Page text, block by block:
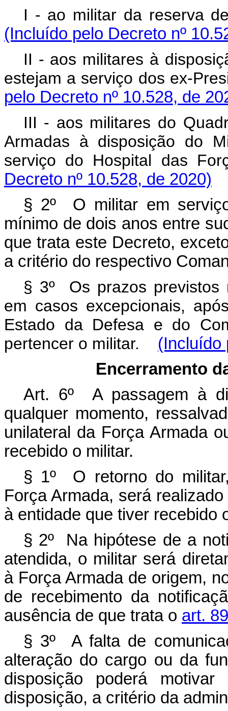
I - ao militar da
(Incluído pelo Decreto nº
II - aos militares à
estejam a serviço dos ex-
pelo Decreto nº 10.528, de
III - aos militares do
Armadas à disposição do
serviço do Hospital
Decreto nº 10.528, de 2020)
§ 2º O militar em
mínimo de dois anos entre
que trata este Decreto,
a critério do respectivo
§ 3º Os prazos
em casos excepcionais,
Estado da Defesa e do
pertencer o militar. (Incluído
Encerramento
Art. 6º A passagem à
qualquer momento,
unilateral da Força Armada
recebido o militar.
§ 1º O retorno do
Força Armada, será
à entidade que tiver recebido
§ 2º Na hipótese de a
atendida, o militar será
à Força Armada de origem,
de recebimento da
ausência de que trata o art.
§ 3º A falta de
alteração do cargo ou da
disposição poderá
disposição, a critério da